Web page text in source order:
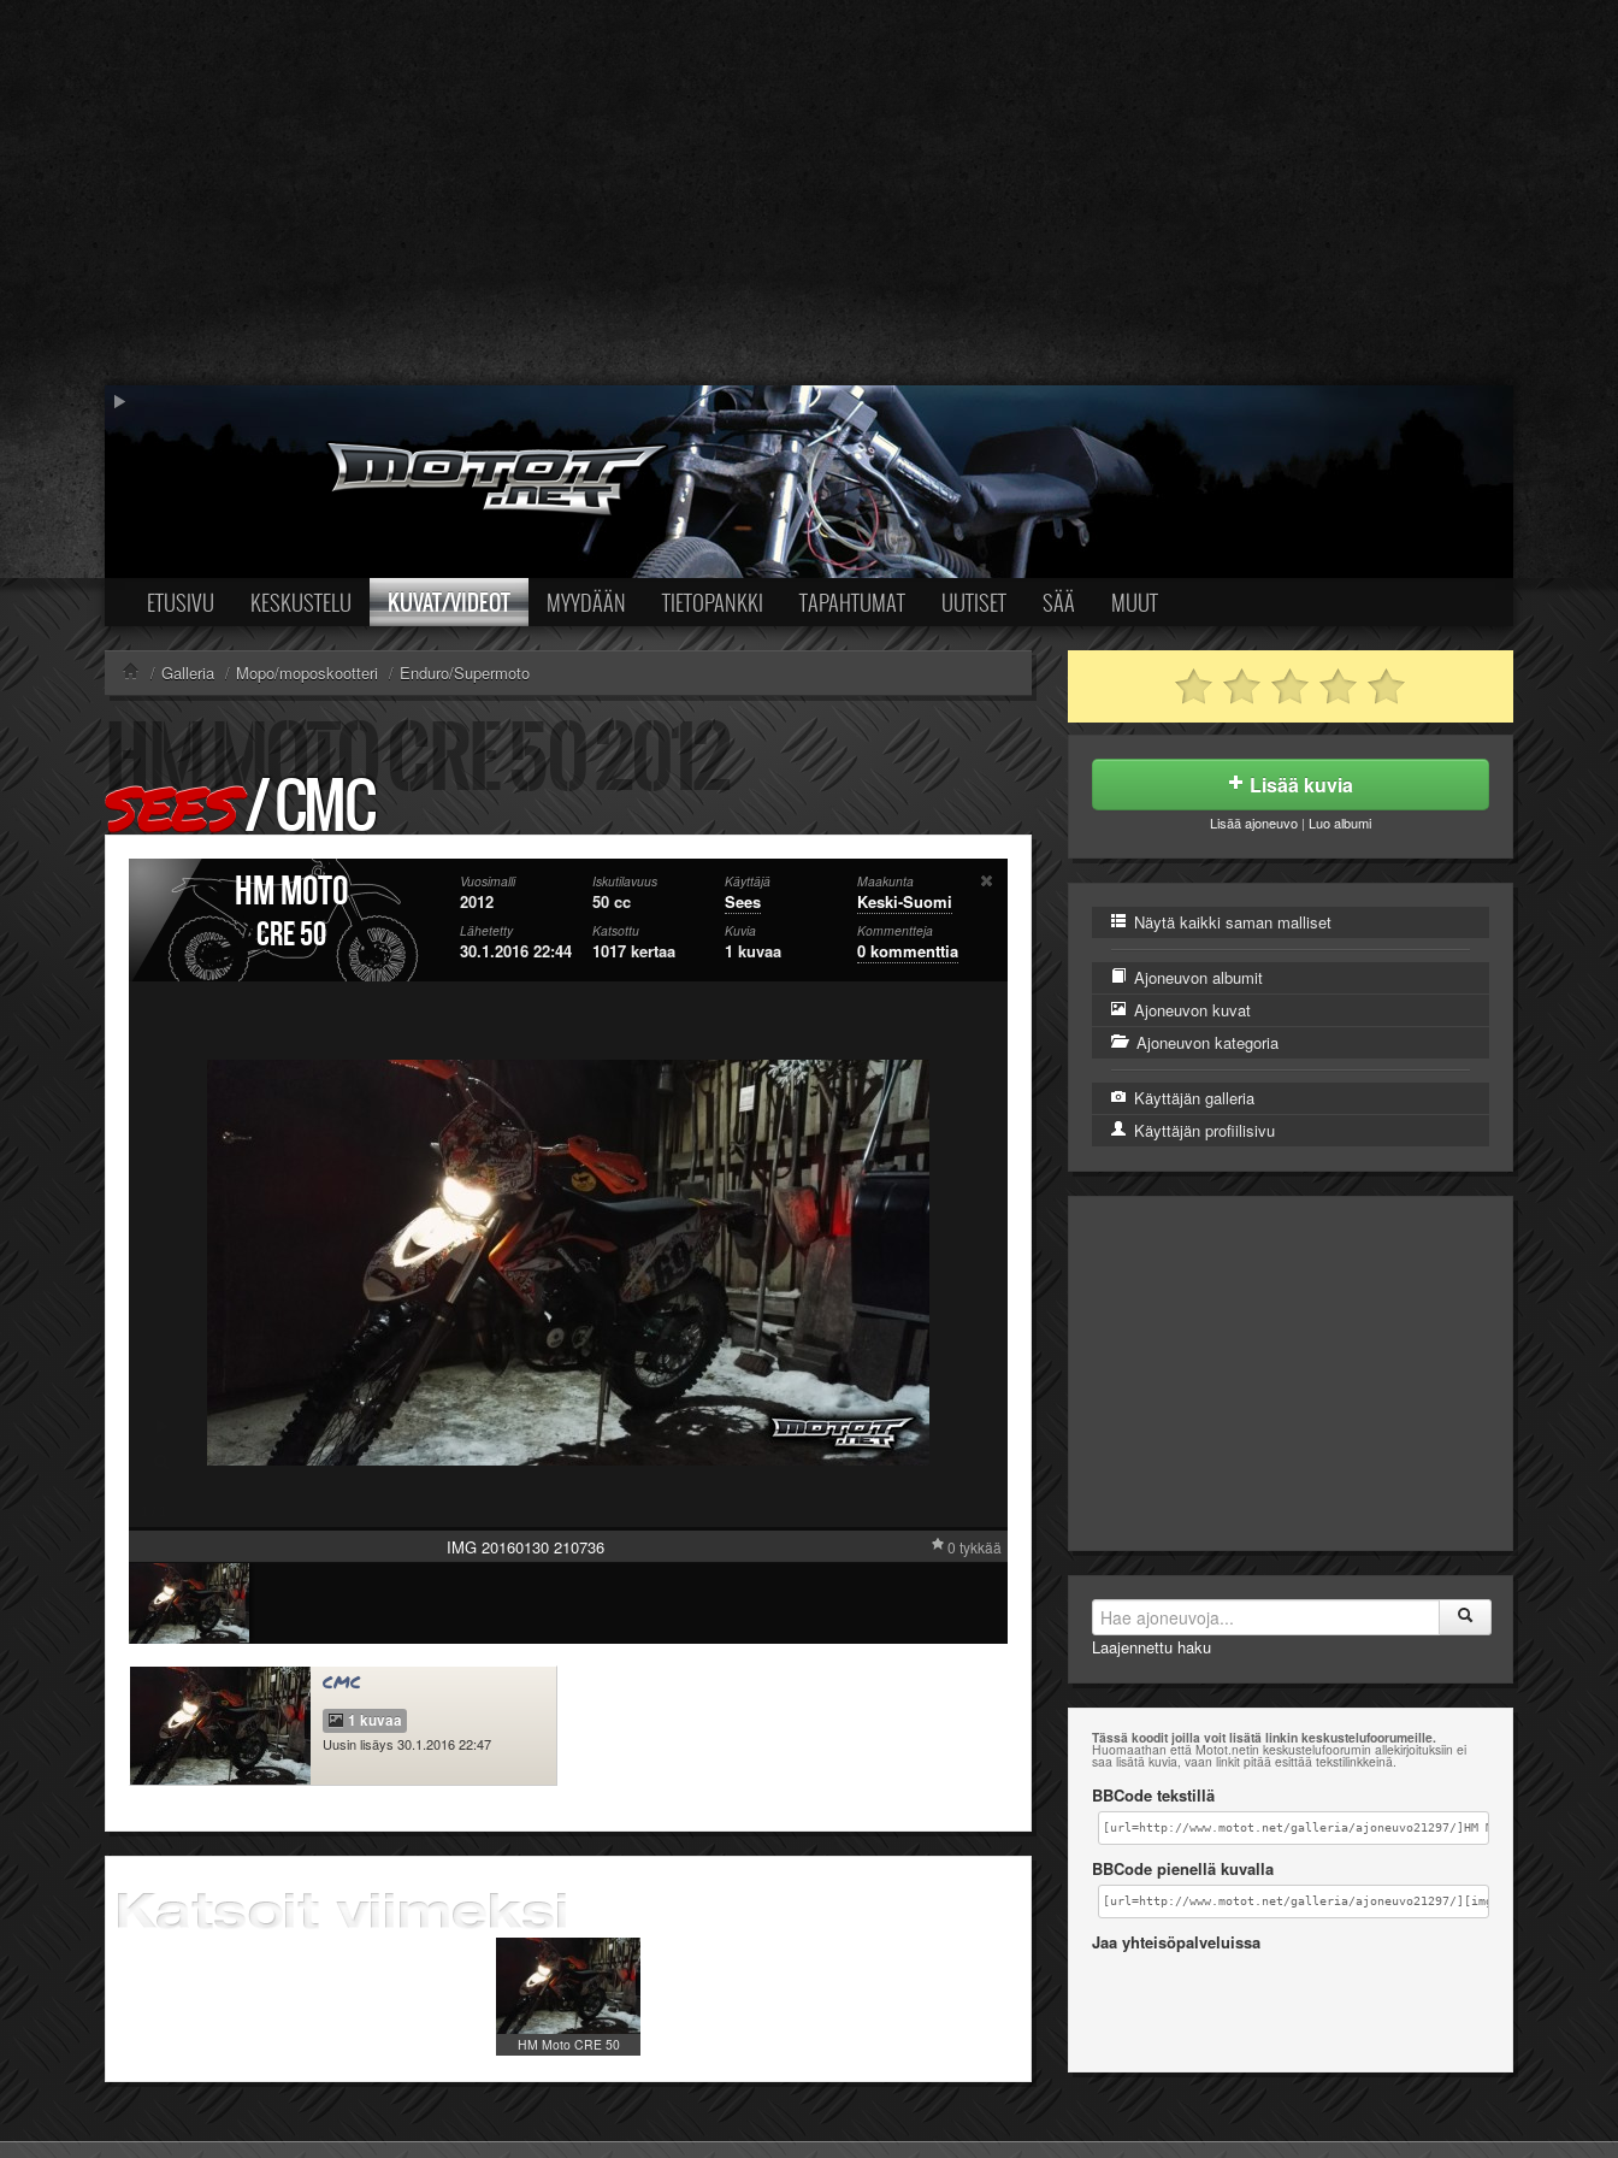
ETUSIVU KESKUSTELU KUVAT/VIDEOT MYYDÄÄN TIETOPANKKI TAPAHTUMAT UUTISET SÄÄ MUUT
/ Galleria / Mopo/moposkootteri / Enduro/Supermoto
SEES/CMC
HM Moto
CRE 50
Vuosimalli
2012
Iskutilavuus
50 cc
Käyttäjä
Sees
Maakunta
Keski-Suomi
Lähetetty
30.1.2016 22:44
Katsottu
1017 kertaa
Kuvia
1 kuvaa
Kommentteja
0 kommenttia
IMG 20160130 210736 0 tykkää
cmc
1 kuvaa
Uusin lisäys 30.1.2016 22:47
HM Moto CRE 50
Lisää kuvia
Lisää ajoneuvo | Luo albumi
Näytä kaikki saman malliset
Ajoneuvon albumit
Ajoneuvon kuvat
Ajoneuvon kategoria
Käyttäjän galleria
Käyttäjän profiilisivu
Laajennettu haku
Tässä koodit joilla voit lisätä linkin keskustelufoorumeille.
Huomaathan että Motot.netin keskustelufoorumin allekirjoituksiin ei
saa lisätä kuvia, vaan linkit pitää esittää tekstilinkkeinä.
BBCode tekstillä
[url=http://www.motot.net/galleria/ajoneuvo21297/]HM Moto CRE 50 [/url]
BBCode pienellä kuvalla
[url=http://www.motot.net/galleria/ajoneuvo21297/][img]http://
Jaa yhteisöpalveluissa